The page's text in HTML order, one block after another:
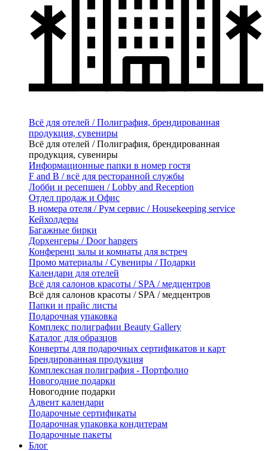
Всё для отелей / Полиграфия, брендированная
продукция, сувениры
Всё для отелей / Полиграфия, брендированная
продукция, сувениры
Информационные папки в номер гостя
F and B / всё для ресторанной службы
Лобби и ресепшен / Lobby and Reception
Отдел продаж и Офис
В номера отеля / Рум сервис / Housekeeping service
Кейхолдеры
Багажные бирки
Дорхенгеры / Door hangers
Конференц залы и комнаты для встреч
Промо материалы / Сувениры / Подарки
Календари для отелей
Всё для салонов красоты / SPA / медцентров
Всё для салонов красоты / SPA / медцентров
Папки и прайс листы
Подарочная упаковка
Комплекс полиграфии Beauty Gallery
Каталог для образцов
Конверты для подарочных сертификатов и карт
Брендированная продукция
Комплексная полиграфия - Портфолио
Новогодние подарки
Новогодние подарки
Адвент календари
Подарочные сертификаты
Подарочная упаковка кондитерам
Подарочные пакеты
Блог